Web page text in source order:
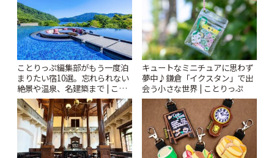
ことりっぷ編集部がもう一度泊
まりたい宿10選。忘れられない
絶景や温泉、名建築まで | こと
りっぷ
キュートなミニチュアに思わず
夢中♪鎌倉「イクスタン」で出
会う小さな世界 | ことりっぷ